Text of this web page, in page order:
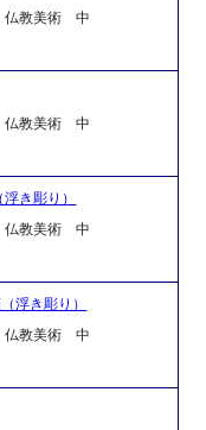
仏教美術 中
仏教美術 中
き彫り）
仏教美術 中
浮き彫り）
仏教美術 中